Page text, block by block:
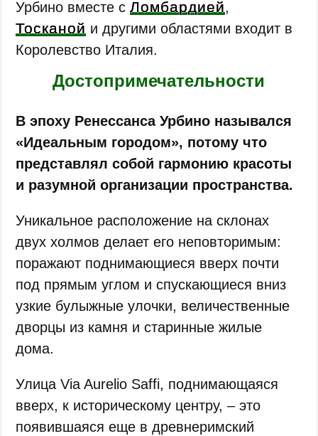
Урбино вместе сЛомбардией,
Тосканой и другими областями входит в
Королевство Италия.
Достопримечательности
В эпоху Ренессанса Урбино назывался
«Идеальным городом», потому что
представлял собой гармонию красоты
и разумной организации пространства.
Уникальное расположение на склонах
двух холмов делает его неповторимым:
поражают поднимающиеся вверх почти
под прямым углом и спускающиеся вниз
узкие булыжные улочки, величественные
дворцы из камня и старинные жилые
дома.
Улица Via Aurelio Saffi, поднимающаяся
вверх, к историческому центру, – это
появившаяся еще в древнеримский